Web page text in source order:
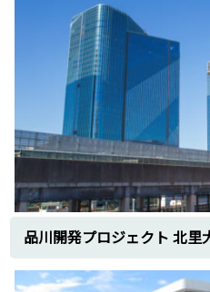
横浜山下ふ頭土工
横須賀火力発電所
2017年
慶応義塾高校講堂
2016年
東京ビッグサイト
新橋高架下復元改
2015年
歌舞伎町東宝ビル
丸の内東京新住友
2014年
東京駅丸の内駅
中山競馬場改築工
品川開発プロジェクト 北里